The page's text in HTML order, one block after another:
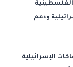
الفلسطينية
ودعم
الإسرائيلية